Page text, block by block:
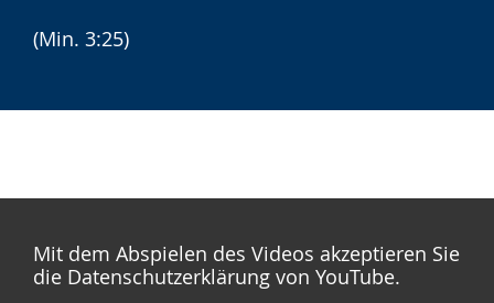
(Min. 3:25)
Mit dem Abspielen des Videos akzeptieren Sie
die Datenschutzerklärung von YouTube.